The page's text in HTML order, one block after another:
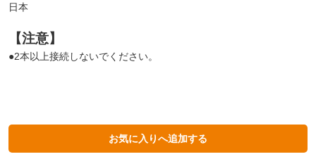
日本
【注意】
●2本以上接続しないでください。